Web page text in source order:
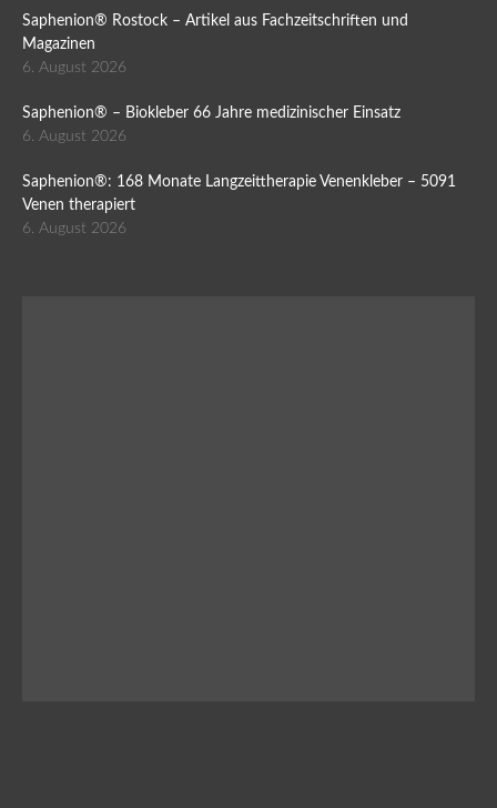
Saphenion® Rostock – Artikel aus Fachzeitschriften und
Magazinen
6. August 2026
Saphenion® – Biokleber 66 Jahre medizinischer Einsatz
6. August 2026
Saphenion®: 168 Monate Langzeittherapie Venenkleber – 5091
Venen therapiert
6. August 2026